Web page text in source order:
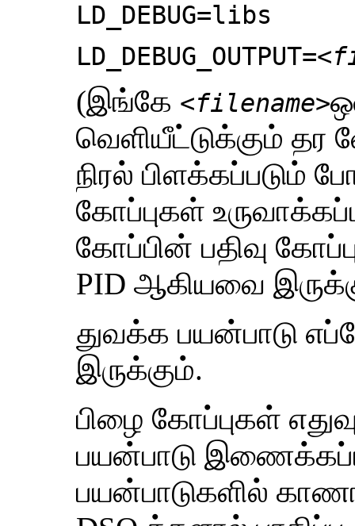
LD_DEBUG=libs
LD_DEBUG_OUTPUT=
(இங்கே <filename>
வெளியீட்டுக்கும் தர
நிரல் பிளக்கப்படும்
கோப்புகள்
கோப்பின் பதிவு
PID ஆகியவை
துவக்க பயன்பாடு
இருக்கும்.
பிழை கோப்புகள்
பயன்பாடு
பயன்பாடுகளில்